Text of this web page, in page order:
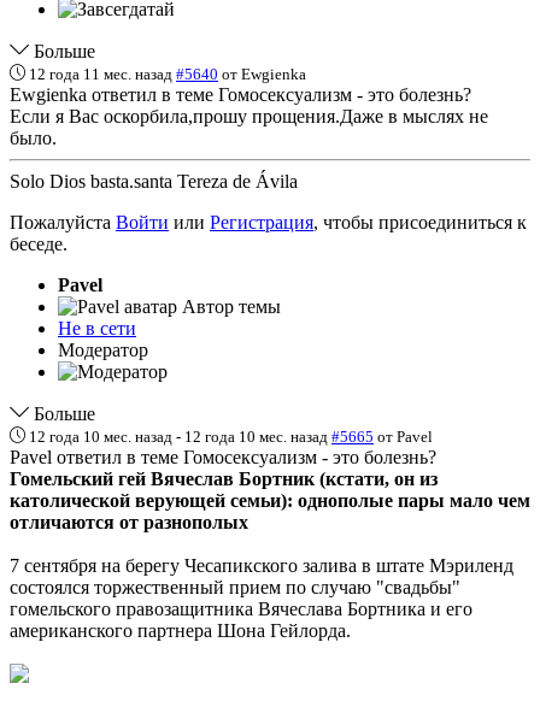
Больше
12 года 11 мес. назад #5640 от Ewgienka
Ewgienka ответил в теме Гомосексуализм - это болезнь?
Если я Вас оскорбила,прошу прощения.Даже в мыслях не
было.
Solo Dios basta.santa Tereza de Ávila
Пожалуйста Войти или Регистрация, чтобы присоединиться к
беседе.
Pavel
Автор темы
Не в сети
Модератор
Больше
12 года 10 мес. назад - 12 года 10 мес. назад #5665 от Pavel
Pavel ответил в теме Гомосексуализм - это болезнь?
Гомельский гей Вячеслав Бортник (кстати, он из
католической верующей семьи): однополые пары мало чем
отличаются от разнополых
7 сентября на берегу Чесапикского залива в штате Мэриленд
состоялся торжественный прием по случаю "свадьбы"
гомельского правозащитника Вячеслава Бортника и его
американского партнера Шона Гейлорда.